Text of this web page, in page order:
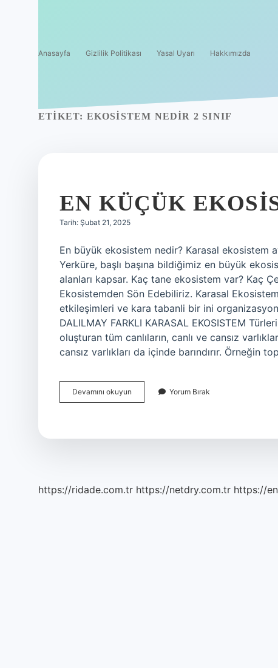
Anasayfa Gizlilik Politikası Yasal Uyarı Hakkımızda
ETIKET: EKOSISTEM NEDIR 2 SINIF
EN KÜÇÜK
Tarih: Şubat 21, 2025
En büyük ekosistem nedir? Karasal ekosistem
Yerküre, başlı başına bildiğimiz en büyük
alanları kapsar. Kaç tane ekosistem var? Kaç
Ekosistemden Sön Edebiliriz. Karasal
etkileşimleri ve kara tabanli bir ini
DALILMAY FARKLI KARASAL EKOSISTEM
oluşturan tüm canlıların, canlı ve cansız
cansız varlıkları da içinde barındırır.
Devamını okuyun
Küçük
Yorum Bırak
https://ridade.com.tr https://netdry.com.tr https://